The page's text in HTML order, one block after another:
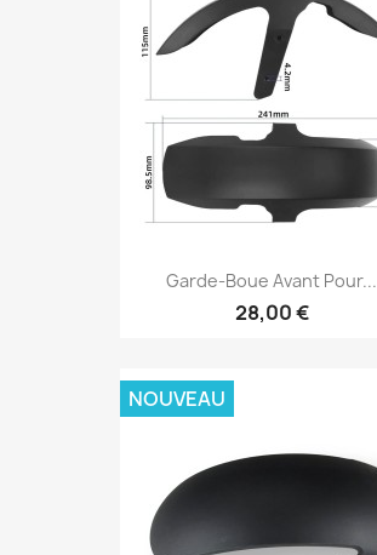
Garde-Boue Avant Pour...
28,00 €
NOUVEAU